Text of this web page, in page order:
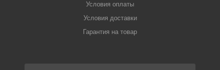
Условия оплаты
Условия доставки
Гарантия на товар